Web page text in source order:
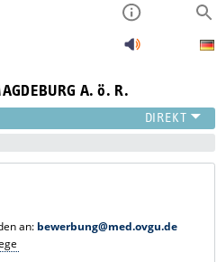
A. ö. R.
an: bewerbung@med.ovgu.de